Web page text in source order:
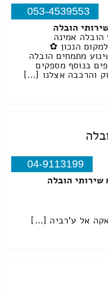
053-4539553
הובלה
אמינה
הנכון ✿
מתמחים הובלה
בנוסף מספקים
והרכבה אצלנו […]
04-9113199
הובלה
אל ע'רביה […]